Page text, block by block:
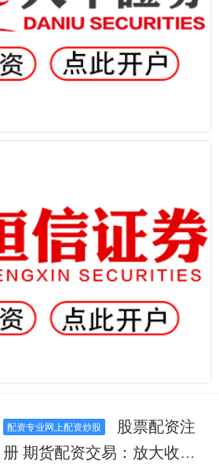
配资专业网上配资炒股
册 期货配资交易：放大收